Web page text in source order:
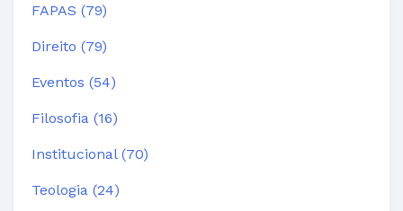
FAPAS (79)
Direito (79)
Eventos (54)
Filosofia (16)
Institucional (70)
Teologia (24)